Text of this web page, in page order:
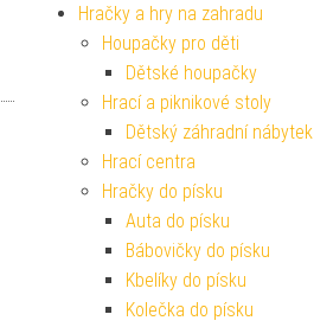
Hračky a hry na zahradu
Houpačky pro děti
Dětské houpačky
Hrací a piknikové stoly
Dětský záhradní nábytek
Hrací centra
Hračky do písku
Auta do písku
Bábovičky do písku
Kbelíky do písku
Kolečka do písku